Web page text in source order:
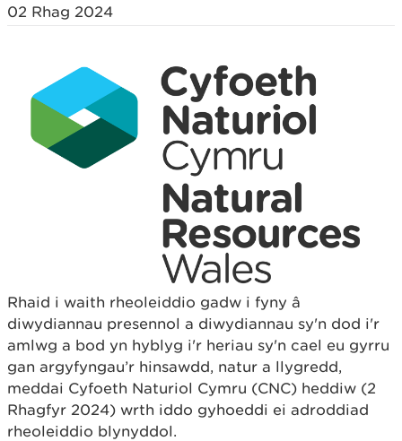
02 Rhag 2024
Rhaid i waith rheoleiddio gadw i fyny â
diwydiannau presennol a diwydiannau sy'n dod i'r
amlwg a bod yn hyblyg i'r heriau sy'n cael eu gyrru
gan argyfyngau’r hinsawdd, natur a llygredd,
meddai Cyfoeth Naturiol Cymru (CNC) heddiw (2
Rhagfyr 2024) wrth iddo gyhoeddi ei adroddiad
rheoleiddio blynyddol.